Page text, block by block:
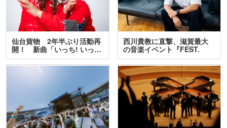
仙台貨物 2年半ぶり活動再
開！ 新曲「いっち! いっ…
西川貴教に直撃、滋賀最大
の音楽イベント『FEST.
INA…